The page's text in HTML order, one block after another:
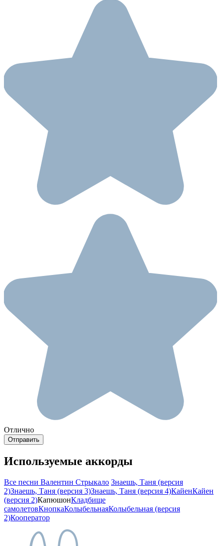
Отлично
Используемые аккорды
Все песни Валентин Стрыкало Знаешь, Таня (версия
2)Знаешь, Таня (версия 3)Знаешь, Таня (версия 4)КайенКайен
(версия 2)КапюшонКладбище
самолетовКнопкаКолыбельнаяКолыбельная (версия
2)Кооператор